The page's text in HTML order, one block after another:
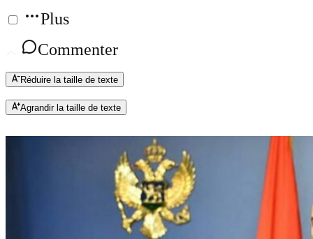
Plus
Commenter
Réduire la taille de texte
Agrandir la taille de texte